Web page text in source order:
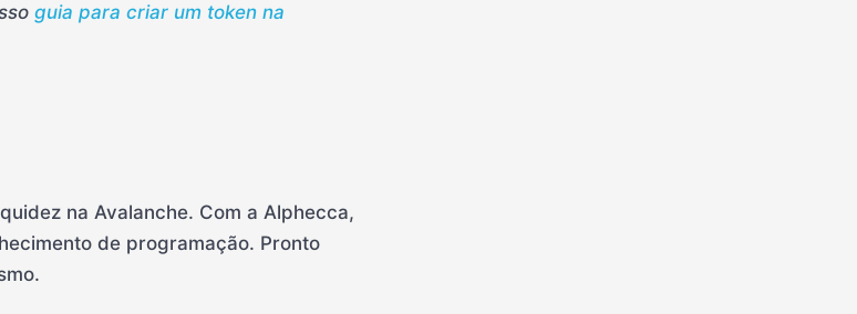
guia para criar um token na
na Avalanche. Com a Alphecca,
de programação. Pronto